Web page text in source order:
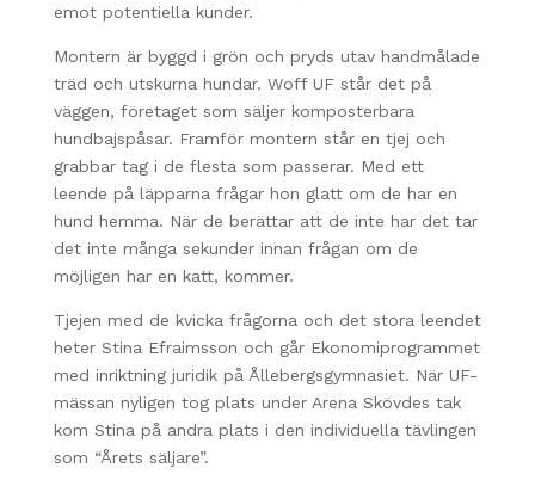
emot potentiella kunder.
Montern är byggd i grön och pryds utav handmålade
träd och utskurna hundar. Woff UF står det på
väggen, företaget som säljer komposterbara
hundbajspåsar. Framför montern står en tjej och
grabbar tag i de flesta som passerar. Med ett
leende på läpparna frågar hon glatt om de har en
hund hemma. När de berättar att de inte har det tar
det inte många sekunder innan frågan om de
möjligen har en katt, kommer.
Tjejen med de kvicka frågorna och det stora leendet
heter Stina Efraimsson och går Ekonomiprogrammet
med inriktning juridik på Ållebergsgymnasiet. När UF-
mässan nyligen tog plats under Arena Skövdes tak
kom Stina på andra plats i den individuella tävlingen
som “Årets säljare”.